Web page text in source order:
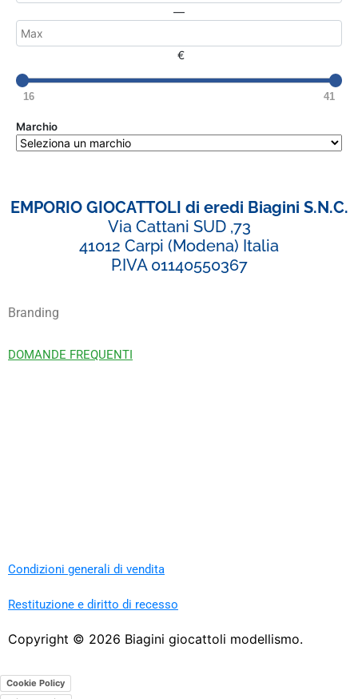
—
€
16 41
Marchio
EMPORIO GIOCATTOLI di eredi Biagini S.N.C.
Via Cattani SUD ,73
41012 Carpi (Modena) Italia
P.IVA 01140550367
Branding
DOMANDE FREQUENTI
Condizioni generali di vendita
Restituzione e diritto di recesso
Copyright © 2026 Biagini giocattoli modellismo.
Cookie Policy